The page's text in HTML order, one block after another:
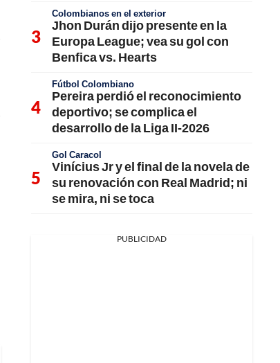
Colombianos en el exterior
Jhon Durán dijo presente en la
Europa League; vea su gol con
Benfica vs. Hearts
Fútbol Colombiano
Pereira perdió el reconocimiento
deportivo; se complica el
desarrollo de la Liga II-2026
Gol Caracol
Vinícius Jr y el final de la novela de
su renovación con Real Madrid; ni
se mira, ni se toca
PUBLICIDAD